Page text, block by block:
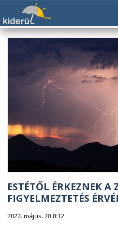
ESTÉTŐL ÉRKEZNEK A
FIGYELMEZTETÉS
2022. május. 28 8:12